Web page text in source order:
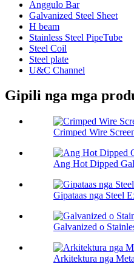
Anggulo Bar
Galvanized Steel Sheet
H beam
Stainless Steel PipeTube
Steel Coil
Steel plate
U&C Channel
Gipili nga mga
Crimped Wire
Ang Hot Dipped
Gipataas nga Steel
Galvanized o
Arkitektura nga